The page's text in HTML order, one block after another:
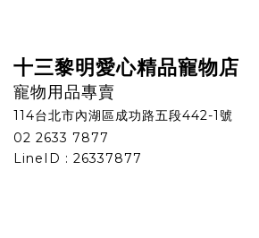
十三黎明愛心精品寵物店
寵物用品專賣
114台北市內湖區成功路五段442-1號
02 2633 7877
LineID : 26337877